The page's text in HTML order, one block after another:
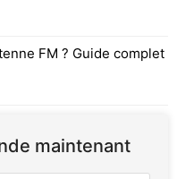
FM ? Guide complet
maintenant